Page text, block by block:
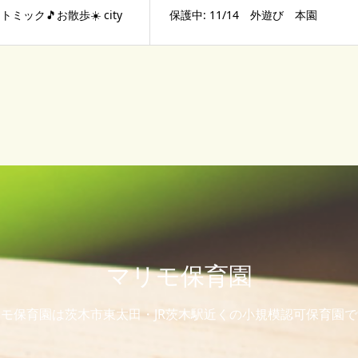
ミック🎵お散歩☀️ city 保護中: 11/14 外遊び 本園
マリモ保育園
保育園は茨木市東太田・JR茨木駅近くの小規模認可保育園